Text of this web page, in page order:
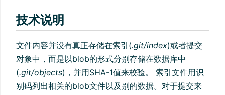
技术说明
文件内容并没有真正存储在索引(.git/index)或者提交
对象中，而是以blob的形式分别存储在数据库中
(.git/objects)，并用SHA-1值来校验。 索引文件用识
别码列出相关的blob文件以及别的数据。对于提交来